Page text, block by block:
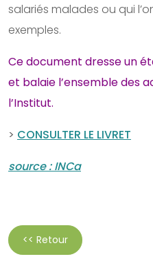
salariés malades ou qui
exemples.
Ce document dresse un
et balaie l’ensemble des
l’Institut.
> CONSULTER LE LIVRET
source : INCa
<< Retour